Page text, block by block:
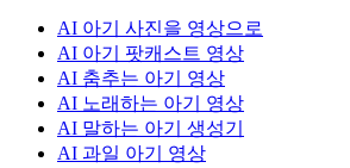
AI 아기 사진을 영상으로
AI 아기 팟캐스트 영상
AI 춤추는 아기 영상
AI 노래하는 아기 영상
AI 말하는 아기 생성기
AI 과일 아기 영상